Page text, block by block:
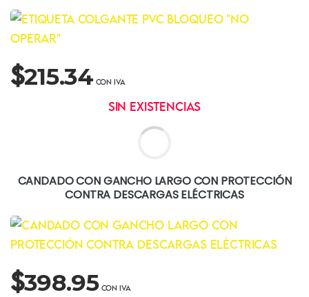
$215.34
Sin existencias
CANDADO CON GANCHO LARGO CON PROTECCIÓN
CONTRA DESCARGAS ELÉCTRICAS
$398.95